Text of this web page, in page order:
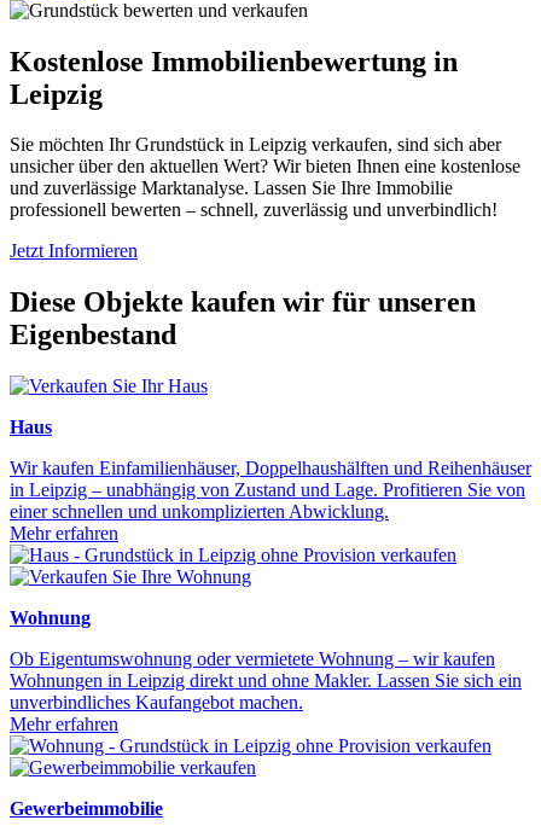
Kostenlose Immobilienbewertung in
Leipzig
Sie möchten Ihr Grundstück in Leipzig verkaufen, sind sich aber
unsicher über den aktuellen Wert? Wir bieten Ihnen eine kostenlose
und zuverlässige Marktanalyse. Lassen Sie Ihre Immobilie
professionell bewerten – schnell, zuverlässig und unverbindlich!
Jetzt Informieren
Diese Objekte kaufen wir für unseren
Eigenbestand
Haus
Wir kaufen Einfamilienhäuser, Doppelhaushälften und Reihenhäuser
in Leipzig – unabhängig von Zustand und Lage. Profitieren Sie von
einer schnellen und unkomplizierten Abwicklung.
Mehr erfahren
Wohnung
Ob Eigentumswohnung oder vermietete Wohnung – wir kaufen
Wohnungen in Leipzig direkt und ohne Makler. Lassen Sie sich ein
unverbindliches Kaufangebot machen.
Mehr erfahren
Gewerbeimmobilie